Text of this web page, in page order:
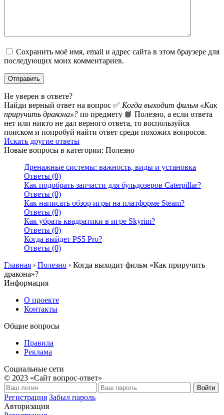
Сохранить моё имя, email и адрес сайта в этом браузере для
последующих моих комментариев.
Не уверен в ответе?
Найди верный ответ на вопрос ✅ Когда выходит фильм «Как
приручить дракона»? по предмету 📙 Полезно, а если ответа
нет или никто не дал верного ответа, то воспользуйся
поиском и попробуй найти ответ среди похожих вопросов.
Искать другие ответы
Новые вопросы в категории: Полезно
Дренажные системы: важность, виды и установка
Ответы (0)
Как подобрать запчасти для бульдозеров Caterpillar?
Ответы (0)
Как написать обзор игры на платформе Steam?
Ответы (0)
Как убрать квадратики в игре Skyrim?
Ответы (0)
Когда выйдет PS5 Pro?
Ответы (0)
Главная › Полезно › Когда выходит фильм «Как приручить
дракона»?
Информация
О проекте
Контакты
Общие вопросы
Правила
Реклама
Социальные сети
© 2023 «Сайт вопрос-ответ»
Войти
Регистрация Забыл пароль
Авторизация